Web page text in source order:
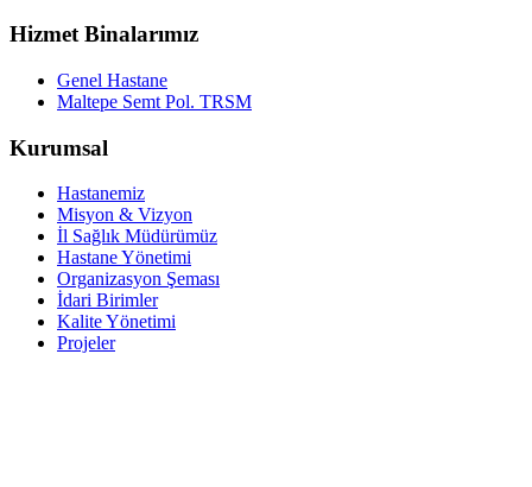
Hizmet Binalarımız
Genel Hastane
Maltepe Semt Pol. TRSM
Kurumsal
Hastanemiz
Misyon & Vizyon
İl Sağlık Müdürümüz
Hastane Yönetimi
Organizasyon Şeması
İdari Birimler
Kalite Yönetimi
Projeler